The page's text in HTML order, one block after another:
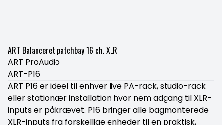
ART Balanceret patchbay 16 ch. XLR
ART ProAudio
ART-P16
ART P16 er ideel til enhver live PA-rack, studio-rack
eller stationær installation hvor nem adgang til XLR-
inputs er påkrævet. P16 bringer alle bagmonterede
XLR-inputs fra forskellige enheder til en praktisk,